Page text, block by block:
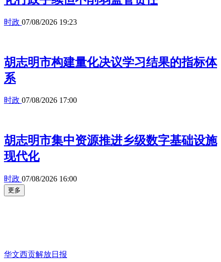
时政 07/08/2026 19:23
胡志明市构建量化决议学习结果的指标体
系
时政 07/08/2026 17:00
胡志明市集中资源推进乡级数字基础设施
现代化
时政 07/08/2026 16:00
更多
华文西贡解放日报